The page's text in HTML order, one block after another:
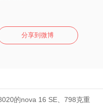
分享到微博
的nova 16 SE、798克重